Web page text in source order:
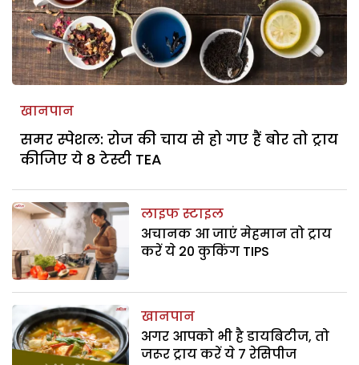
खानपान
समर स्पेशल: रोज की चाय से हो गए हैं बोर तो ट्राय
कीजिए ये 8 टेस्टी TEA
लाइफ स्टाइल
अचानक आ जाएं मेहमान तो ट्राय
करें ये 20 कुकिंग TIPS
खानपान
अगर आपको भी है डायबिटीज, तो
जरूर ट्राय करें ये 7 रेसिपीज